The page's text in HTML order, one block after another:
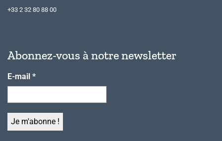
+33 2 32 80 88 00
Abonnez-vous à notre newsletter
E-mail *